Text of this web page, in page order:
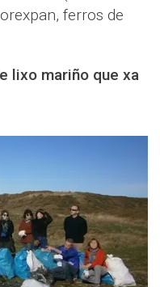
ferros de
lixo mariño que xa